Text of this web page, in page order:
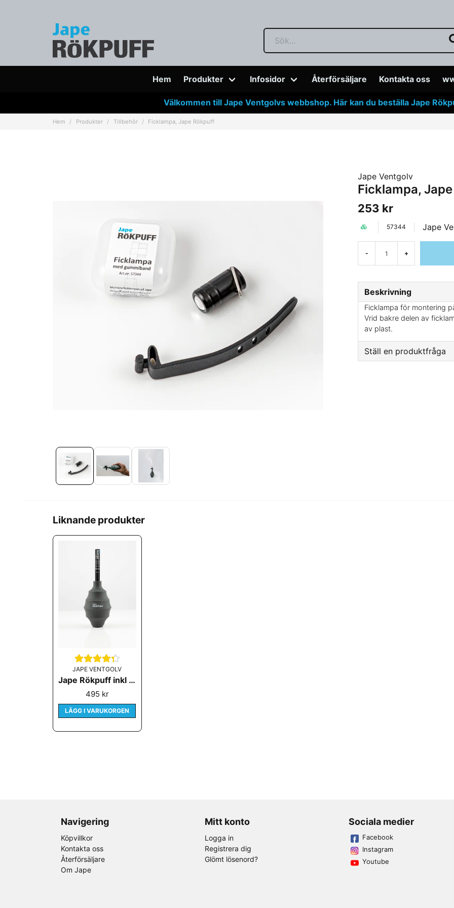
Hem Produkter Infosidor Återförsäljare Kontakta oss
Välkommen till Jape Ventgolvs webbshop. Här kan du beställa Jape
Hem Produkter Tillbehör Ficklampa, Jape Rökpuff
Jape Ventgolv
Ficklampa,
253 kr
57344 Jape
- +
Beskrivning
Ficklampa för montering
Vrid bakre delen av
av plast.
Ställ en produktfråga
Liknande produkter
JAPE VENTGOLV
Jape Rökpuff inkl en rökpatron
495 kr
LÄGG I VARUKORGEN
Navigering
Köpvillkor
Kontakta oss
Återförsäljare
Om Jape
Mitt konto
Logga in
Registrera dig
Glömt lösenord?
Sociala medier
Facebook
Instagram
Youtube